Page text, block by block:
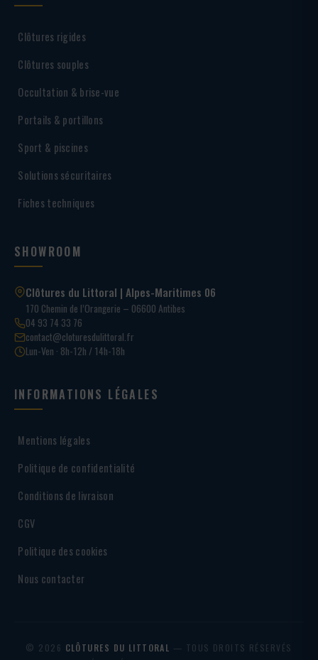
Clôtures rigides
Clôtures souples
Occultation & brise-vue
Portails & portillons
Sport & piscines
Solutions sécuritaires
Fiches techniques
SHOWROOM
Clôtures du Littoral | Alpes-Maritimes 06
170 Chemin de l’Orangerie – 06600 Antibes
04 93 74 33 76
contact@cloturesdulittoral.fr
Lun-Ven · 8h-12h / 14h-18h
INFORMATIONS LÉGALES
Mentions légales
Politique de confidentialité
Conditions de livraison
CGV
Politique des cookies
Nous contacter
© 2026 CLÔTURES DU LITTORAL — TOUS DROITS RÉSERVÉS